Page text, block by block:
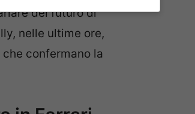
del futuro di
nelle ultime ore,
confermano la